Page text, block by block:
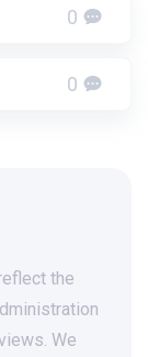
0
0
the
We